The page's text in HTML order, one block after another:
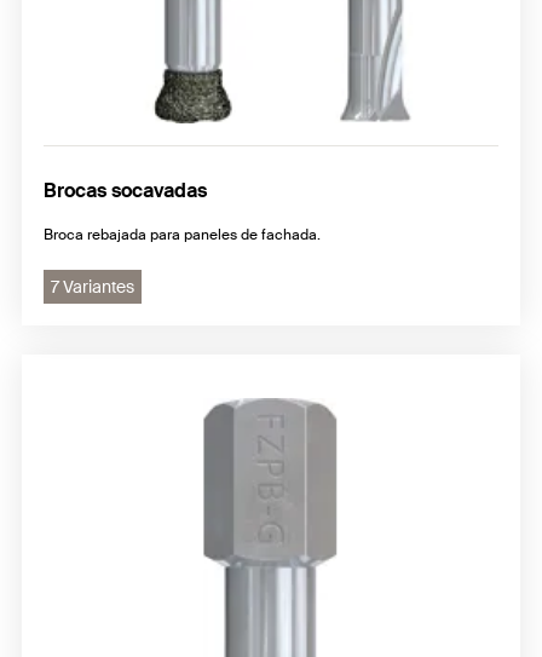
Brocas socavadas
Broca rebajada para paneles de fachada.
7 Variantes